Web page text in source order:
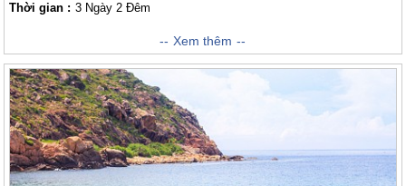
Thời gian : 3 Ngày 2 Đêm
Sang trọng, quý phái, đẳng cấp cao với khu nghỉ dưỡng resort FLC cao
cấp. Với 3 ngày 2 đêm, Studio Suite FLC Luxury sẽ đem lại cho quý
khách những giây phút thư thái, thoải mái với một không gian mở thoáng
mát “Phía trước có biển cả bao la, đằng sau có rừng xanh phủ kín, nội
thất bên trong xứng tầm cho một tòa lâu đài thời hiện đại, gồm 166
phòng, diện tích mỗi phòng trung bình là 50m ² với nhiều góc nhìn đẹp ra
biển”.
Xem thêm